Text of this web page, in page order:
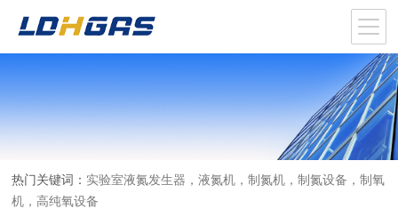
热门关键词： 实验室液氮发生器，液氮机，制氮机，制氮设备，制氧
机，高纯氧设备